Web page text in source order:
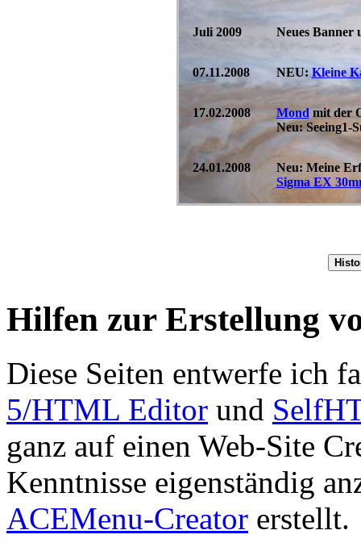
Juli 2009 Neues Banner
07.11.2008 NEU: Kleine
17.02.2008 Mondmit der
Neu: Seeing1-
24.01.2008
Neu: Meine
Sigma EX
Hilfen zur Erstellung
Diese Seiten entwerfe ich
5/HTML Editor und
ganz auf einen Web-Site
Kenntnisse eigenständig
ACEMenu-Creator erstellt.